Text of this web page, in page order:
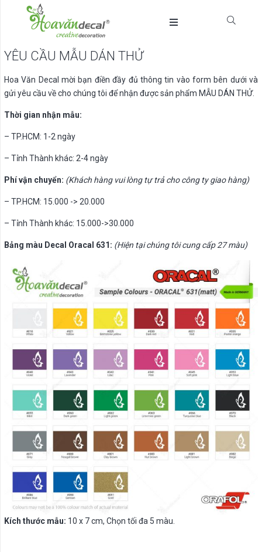
YÊU CẦU MẪU DÁN THỬ
Hoa Văn Decal mời bạn điền đầy đủ thông tin vào form bên dưới và
gửi yêu cầu về cho chúng tôi để nhận được sản phẩm MẪU DÁN THỬ.
Thời gian nhận mẫu:
– TP.HCM: 1-2 ngày
– Tỉnh Thành khác: 2-4 ngày
Phí vận chuyển: (Khách hàng vui lòng tự trả cho công ty giao hàng)
– TP.HCM: 15.000 -> 20.000
– Tỉnh Thành khác: 15.000->30.000
Bảng màu Decal Oracal 631: (Hiện tại chúng tôi cung cấp 27 màu)
Kích thước mẫu: 10 x 7 cm, Chọn tối đa 5 màu.